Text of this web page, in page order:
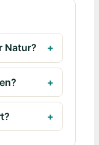
Natur?